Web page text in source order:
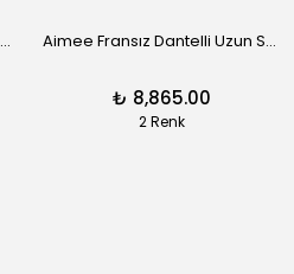
Anne İpek Saten Kısa Sabahlık - Siyah Aimee Fransız Dantelli Uzun Sabahlık - Siyah
₺ 8,865.00
2 Renk